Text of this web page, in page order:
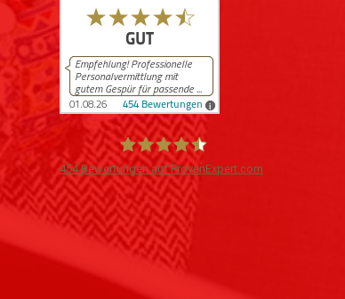
iPersonal
454Bewertungen auf ProvenExpert.com